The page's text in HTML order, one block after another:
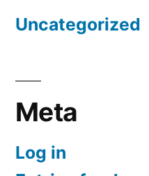
Uncategorized
Meta
Log in